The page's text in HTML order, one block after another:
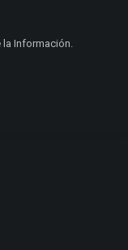
Información.